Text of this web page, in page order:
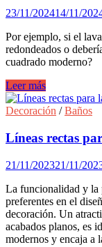
la
ducha
Healthy
de
Strohm
Teka
23/11/202414/11/
Por ejemplo, si el
redondeados o
cuadrado moderno?
Nueva
línea
de
GROHE
Cubeo:
Designed
to
match,
built
to
last.
Leer más
Decoración /Baños
Líneas rectas
21/11/202321/11/
La funcionalidad y la
preferentes en el
decoración. Un
acabados planos, es
modernos y encaja a